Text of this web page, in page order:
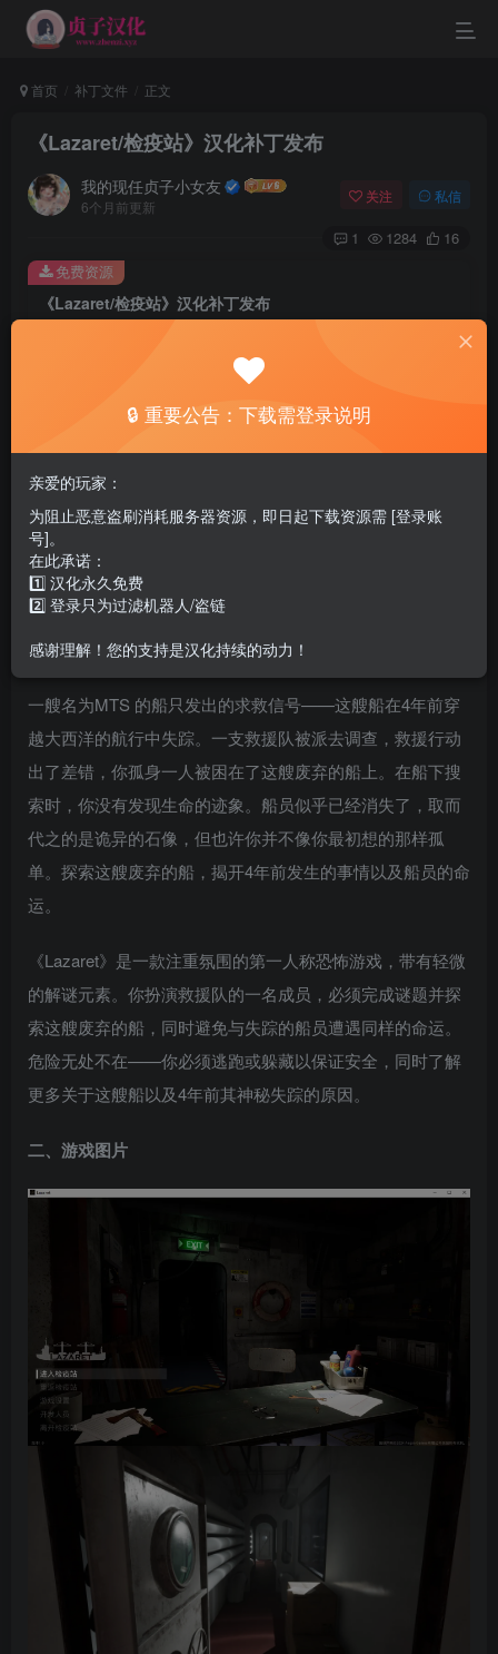
首页 补丁文件 正文
《Lazaret/检疫站》汉化补丁发布
我的现任贞子小女友
6个月前更新
关注 私信
1 1284 16
《Lazaret/检疫站》汉化补丁发布
登录查看
原作者地址
免费资源
Remember happiness doesn't depend upon who you are
or what you have; it depends solely on what you think.
《Lazaret/检疫站》汉化补丁发布
一、游戏简介
一艘名为MTS 的船只发出的求救信号——这艘船在4年前穿
越大西洋的航行中失踪。一支救援队被派去调查，救援行动
出了差错，你孤身一人被困在了这艘废弃的船上。在船下搜
索时，你没有发现生命的迹象。船员似乎已经消失了，取而
代之的是诡异的石像，但也许你并不像你最初想的那样孤
单。探索这艘废弃的船，揭开4年前发生的事情以及船员的命
运。
《Lazaret》是一款注重氛围的第一人称恐怖游戏，带有轻微
的解谜元素。你扮演救援队的一名成员，必须完成谜题并探
索这艘废弃的船，同时避免与失踪的船员遭遇同样的命运。
危险无处不在——你必须逃跑或躲藏以保证安全，同时了解
更多关于这艘船以及4年前其神秘失踪的原因。
二、游戏图片
🔒 重要公告：下载需登录说明
亲爱的玩家：
为阻止恶意盗刷消耗服务器资源，即日起下载资源需 [登录账
号]。
在此承诺：
1️⃣ 汉化永久免费
2️⃣ 登录只为过滤机器人/盗链
感谢理解！您的支持是汉化持续的动力！